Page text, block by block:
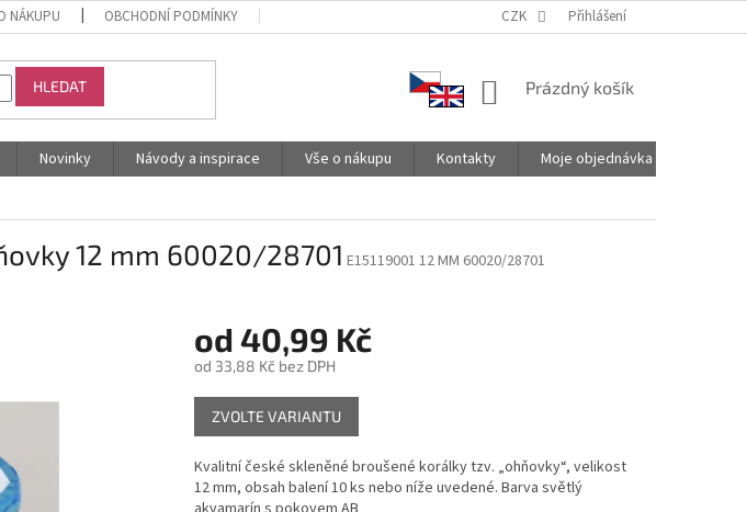
NÁKUPU OBCHODNÍ PODMÍNKY PODMÍNKY OCHRANY OSOBNÍCH ÚDAJŮ SPOLUPRACUJEME
CZK Přihlášení
HLEDAT
NÁKUPNÍ
Prázdný košík
Novinky Návody a inspirace Vše o nákupu Kontakty
Moje objednávka
12 mm 60020/28701 E15119001 12 MM 60020/28701
od 40,99 Kč
od 33,88 Kčbez DPH
Měrná
cena:
ZVOLTE VARIANTU
Kvalitní české skleněné broušené korálky tzv. „ohňovky“, velikost
12 mm, obsah balení 10 ks nebo níže uvedené. Barva světlý